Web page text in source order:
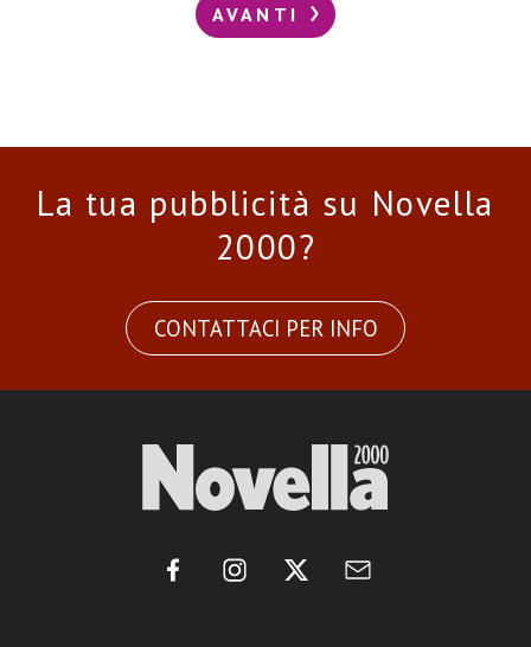
AVANTI
La tua pubblicità su Novella
2000?
CONTATTACI PER INFO